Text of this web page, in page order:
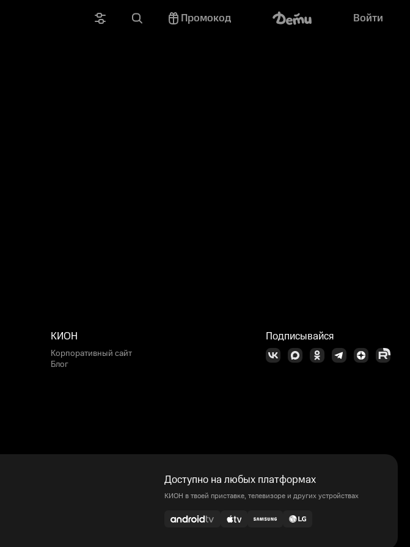
Промокод Войти
КИОН
Корпоративный сайт
Блог
Подписывайся
Доступно на любых платформах
КИОН в твоей приставке, телевизоре и других устройствах